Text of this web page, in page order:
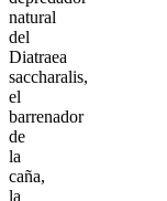
natural
del
Diatraea
saccharalis,
el
barrenador
de
la
caña,
la